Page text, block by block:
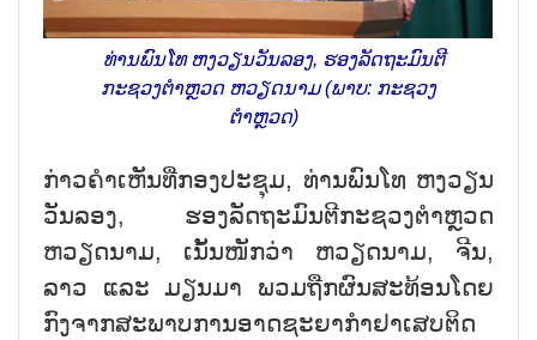
ທ່ານພົນໂທ ຫງວຽນວັນລອງ, ຮອງລັດຖະມົນຕີ
ກະຊວງຕຳຫຼວດ ຫວຽດນາມ (ພາບ: ກະ​ຊວງ​
ຕຳ​ຫຼວດ)
ກ່າວ​ຄຳ​ເຫັນ​ທີ່ກອງ​ປະ​ຊຸມ, ທ່ານພົນ​ໂທ ຫງວຽນ​
ວັນ​ລອງ, ຮອງ​ລັດ​ຖະ​ມົນ​ຕີ​ກະ​ຊວງ​ຕຳ​ຫຼວດ
ຫວຽດ​ນາມ, ເນັ້ນ​ໜ​ັກ​ວ່າ ຫວຽດ​ນາມ, ຈີນ,
ລາວ ແລະ ມຽນ​ມາ ພວມ​ຖືກ​ຜົນ​ສະ​ທ້ອ​ນ​ໂດຍ​
ກົງ​ຈາກ​ສະ​ພາບ​ການ​ອາດ​ຊະ​ຍາ​ກຳ​ຢາ​ເສບ​ຕິດ​